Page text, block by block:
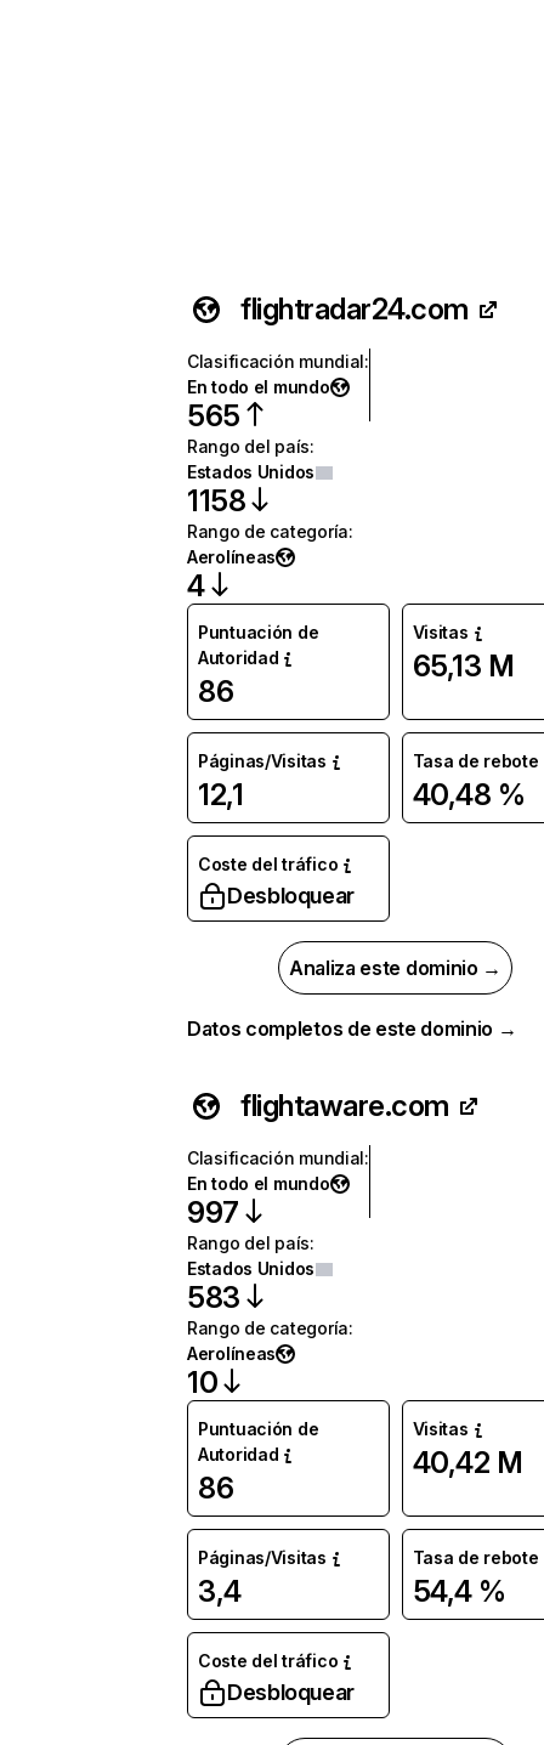
flightradar24.com
Clasificación mundial:
En todo el mundo
565
Rango del país:
Estados Unidos
1158
Rango de categoría:
Aerolíneas
4
Puntuación de
Autoridad
86
Visitas
65,13 M
Páginas/Visitas
12,1
Tasa de rebote
40,48 %
Coste del tráfico
Desbloquear
Analiza este dominio →
Datos completos de este dominio →
flightaware.com
Clasificación mundial:
En todo el mundo
997
Rango del país:
Estados Unidos
583
Rango de categoría:
Aerolíneas
10
Puntuación de
Autoridad
86
Visitas
40,42 M
Páginas/Visitas
3,4
Tasa de rebote
54,4 %
Coste del tráfico
Desbloquear